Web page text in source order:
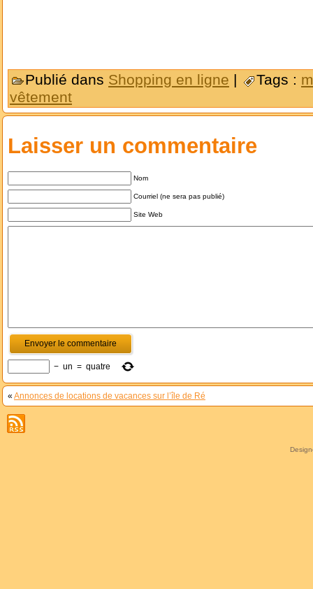
Publié dans Shopping en ligne | Tags :
vêtement
Laisser un commentaire
Nom
Courriel (ne sera pas publié)
Site Web
− un = quatre
« Annonces de locations de vacances sur l’île de Ré